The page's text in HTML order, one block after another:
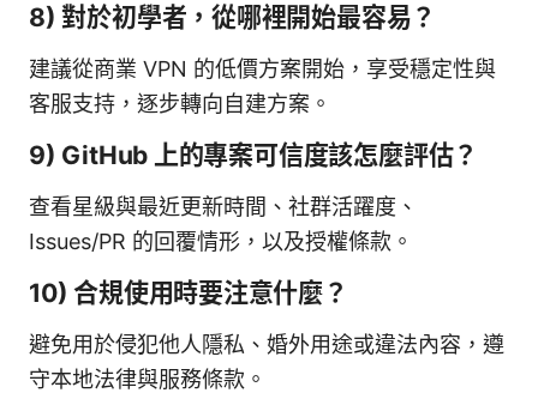
8) 對於初學者，從哪裡開始最容易？
建議從商業 VPN 的低價方案開始，享受穩定性與
客服支持，逐步轉向自建方案。
9) GitHub 上的專案可信度該怎麼評估？
查看星級與最近更新時間、社群活躍度、
Issues/PR 的回覆情形，以及授權條款。
10) 合規使用時要注意什麼？
避免用於侵犯他人隱私、婚外用途或違法內容，遵
守本地法律與服務條款。